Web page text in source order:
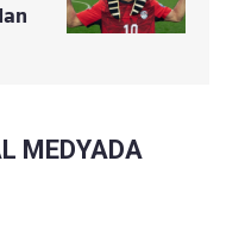
MEDYADA